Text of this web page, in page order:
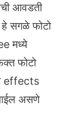
आवडती
सगळे फोटो
मध्ये
फोटो
effects
असणे